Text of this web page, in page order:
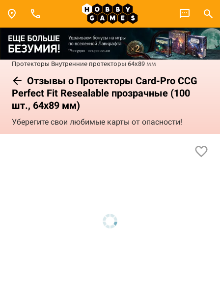
Протекторы Внутренние протекторы 64x89 мм
Отзывы о Протекторы Card-Pro CCG
Perfect Fit Resealable прозрачные (100
шт., 64х89 мм)
Уберегите свои любимые карты от опасности!